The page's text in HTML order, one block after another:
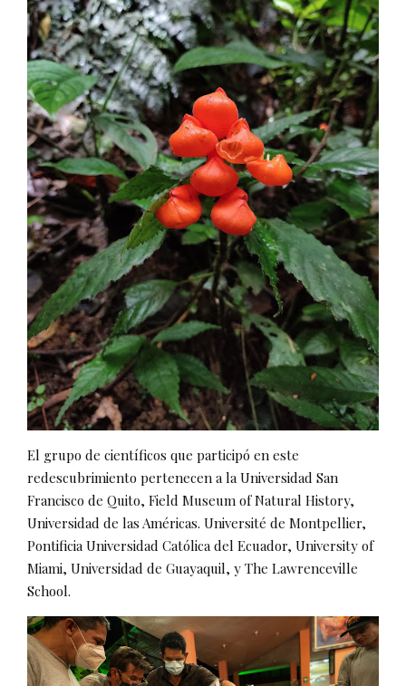
El grupo de científicos que participó en este
redescubrimiento pertenecen a la Universidad San
Francisco de Quito, Field Museum of Natural History,
Universidad de las Américas. Université de Montpellier,
Pontificia Universidad Católica del Ecuador, University of
Miami, Universidad de Guayaquil, y The Lawrenceville
School.